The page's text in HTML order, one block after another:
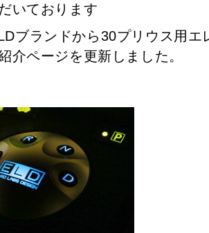
いております
ブランドから30プリウス用
介ページを更新しました。